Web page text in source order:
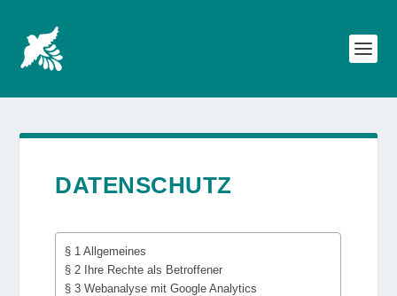
DATENSCHUTZ
§ 1 Allgemeines
§ 2 Ihre Rechte als Betroffener
§ 3 Webanalyse mit Google Analytics